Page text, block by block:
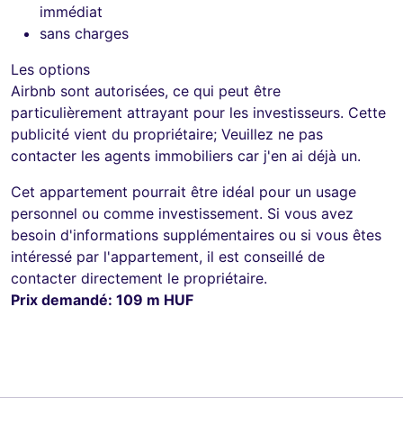
immédiat
sans charges
Les options
Airbnb sont autorisées, ce qui peut être
particulièrement attrayant pour les investisseurs. Cette
publicité vient du propriétaire; Veuillez ne pas
contacter les agents immobiliers car j'en ai déjà un.
Cet appartement pourrait être idéal pour un usage
personnel ou comme investissement. Si vous avez
besoin d'informations supplémentaires ou si vous êtes
intéressé par l'appartement, il est conseillé de
contacter directement le propriétaire.
Prix demandé: 109 m HUF